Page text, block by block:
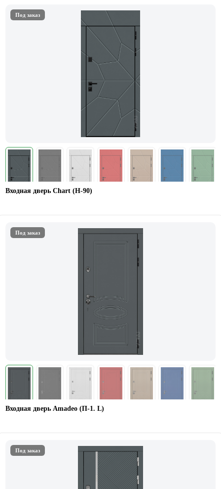
Под заказ
Входная дверь Chart (Н-90)
Под заказ
Входная дверь Amadeo (П-1. L)
Под заказ